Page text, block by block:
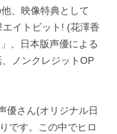
、映像特典として
エイトビット! (花澤香
、日本版声優による
ノンクレジットOP
優さん(オリジナル日
です。この中でヒロ